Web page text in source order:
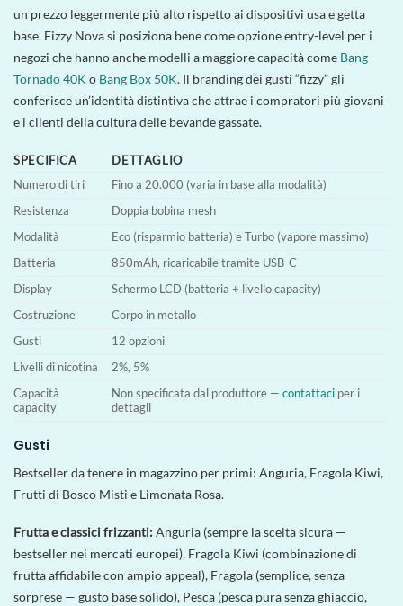
un prezzo leggermente più alto rispetto ai dispositivi usa e getta
base. Fizzy Nova si posiziona bene come opzione entry-level per i
negozi che hanno anche modelli a maggiore capacità come Bang
Tornado 40K o Bang Box 50K. Il branding dei gusti “fizzy” gli
conferisce un’identità distintiva che attrae i compratori più giovani
e i clienti della cultura delle bevande gassate.
SPECIFICA
DETTAGLIO
Numero di tiri
Fino a 20.000 (varia in base alla modalità)
Resistenza
Doppia bobina mesh
Modalità
Eco (risparmio batteria) e Turbo (vapore massimo)
Batteria
850mAh, ricaricabile tramite USB-C
Display
Schermo LCD (batteria + livello capacity)
Costruzione
Corpo in metallo
Gusti
12 opzioni
Livelli di nicotina
2%, 5%
Capacità
capacity
Non specificata dal produttore —contattaci per i
dettagli
Gusti
Bestseller da tenere in magazzino per primi: Anguria, Fragola Kiwi,
Frutti di Bosco Misti e Limonata Rosa.
Frutta e classici frizzanti:Anguria (sempre la scelta sicura —
bestseller nei mercati europei), Fragola Kiwi (combinazione di
frutta affidabile con ampio appeal), Fragola (semplice, senza
sorprese — gusto base solido), Pesca (pesca pura senza ghiaccio,